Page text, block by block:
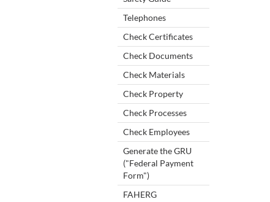
Telephones
Check Certificates
Check Documents
Check Materials
Check Property
Check Processes
Check Employees
Generate the GRU
("Federal Payment
Form")
FAHERG